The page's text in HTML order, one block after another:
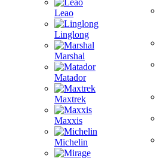
Leao
Linglong
Marshal
Matador
Maxtrek
Maxxis
Michelin